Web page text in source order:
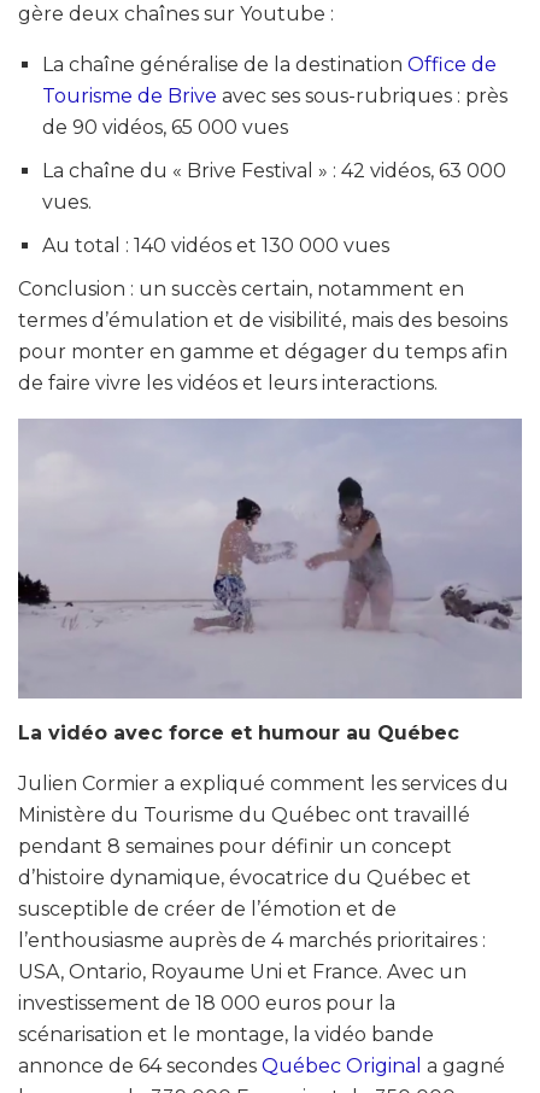
gère deux chaînes sur Youtube :
La chaîne généralise de la destination Office de
Tourisme de Brive avec ses sous-rubriques : près
de 90 vidéos, 65 000 vues
La chaîne du « Brive Festival » : 42 vidéos, 63 000
vues.
Au total : 140 vidéos et 130 000 vues
Conclusion : un succès certain, notamment en
termes d’émulation et de visibilité, mais des besoins
pour monter en gamme et dégager du temps afin
de faire vivre les vidéos et leurs interactions.
La vidéo avec force et humour au Québec
Julien Cormier a expliqué comment les services du
Ministère du Tourisme du Québec ont travaillé
pendant 8 semaines pour définir un concept
d’histoire dynamique, évocatrice du Québec et
susceptible de créer de l’émotion et de
l’enthousiasme auprès de 4 marchés prioritaires :
USA, Ontario, Royaume Uni et France. Avec un
investissement de 18 000 euros pour la
scénarisation et le montage, la vidéo bande
annonce de 64 secondes Québec Original a gagné